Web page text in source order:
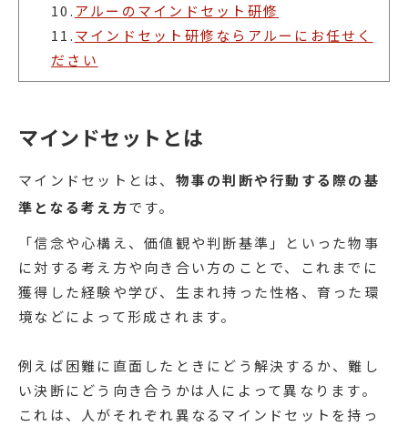
10. アルーのマインドセット研修
11.マインドセット研修ならアルーにお任せく
ださい
マインドセットとは
マインドセットとは、 物事の判断や行動する際の基
準となる考え方です。
「信念や心構え、価値観や判断基準」といった物事
に対する考え方や向き合い方のことで、これまでに
獲得した経験や学び、生まれ持った性格、育った環
境などによって形成されます。
例えば困難に直面したときにどう解決するか、難し
い決断にどう向き合うかは人によって異なります。
これは、人がそれぞれ異なるマインドセットを持っ